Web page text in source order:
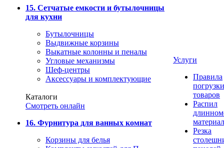
15. Сетчатые емкости и бутылочницы
для кухни
Бутылочницы
Выдвижные корзины
Выкатные колонны и пеналы
Угловые механизмы
Шеф-центры
Аксессуары и комплектующие
Каталоги
Смотреть онлайн
16. Фурнитура для ванных комнат
Корзины для белья
Услуги
Правила
погрузки
товаров
Распил
Резка